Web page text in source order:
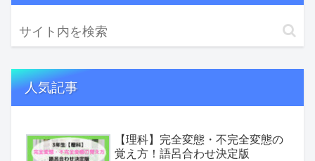
人気記事
【理科】完全変態・不完全変態の
覚え方！語呂合わせ決定版